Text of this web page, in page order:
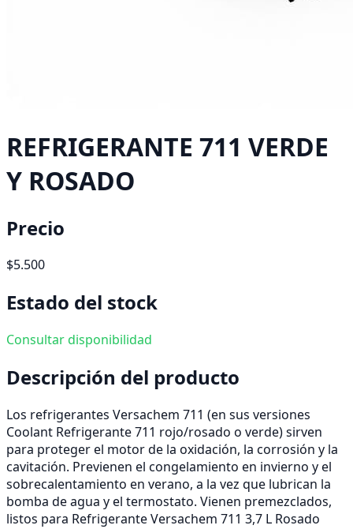
REFRIGERANTE 711 VERDE
Y ROSADO
Precio
$5.500
Estado del stock
Consultar disponibilidad
Descripción del producto
Los refrigerantes Versachem 711 (en sus versiones
Coolant Refrigerante 711 rojo/rosado o verde) sirven
para proteger el motor de la oxidación, la corrosión y la
cavitación. Previenen el congelamiento en invierno y el
sobrecalentamiento en verano, a la vez que lubrican la
bomba de agua y el termostato. Vienen premezclados,
listos para Refrigerante Versachem 711 3,7 L Rosado